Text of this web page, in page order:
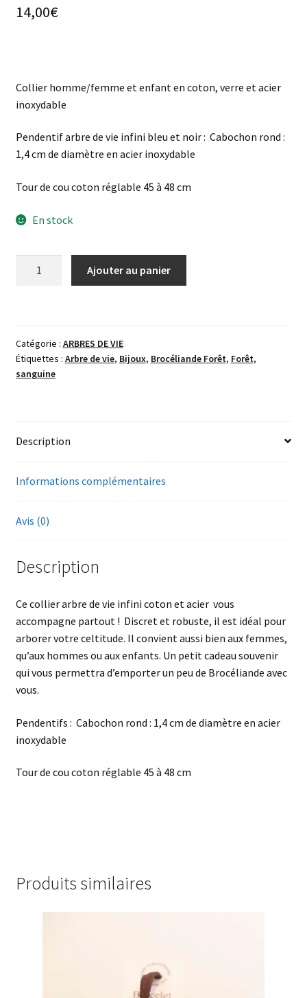
14,00€
Collier homme/femme et enfant en coton, verre et acier
inoxydable
Pendentif arbre de vie infini bleu et noir : Cabochon rond :
1,4 cm de diamètre en acier inoxydable
Tour de cou coton réglable 45 à 48 cm
En stock
vie
infini
coton
Ajouter au panier
Catégorie : ARBRES DE VIE
Étiquettes : Arbre de vie, Bijoux, Brocéliande Forêt, Forêt,
sanguine
Description
Informations complémentaires
Avis (0)
Description
Ce collier arbre de vie infini coton et acier vous
accompagne partout ! Discret et robuste, il est idéal pour
arborer votre celtitude. Il convient aussi bien aux femmes,
qu’aux hommes ou aux enfants. Un petit cadeau souvenir
qui vous permettra d’emporter un peu de Brocéliande avec
vous.
Pendentifs : Cabochon rond : 1,4 cm de diamètre en acier
inoxydable
Tour de cou coton réglable 45 à 48 cm
Produits similaires